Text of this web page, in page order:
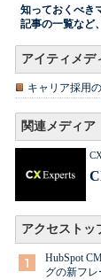
知っておくべき
記事の一覧など
アイティメデ
キャリア採用
関連メディア
アクセストッ
HubSpot
グの新フ